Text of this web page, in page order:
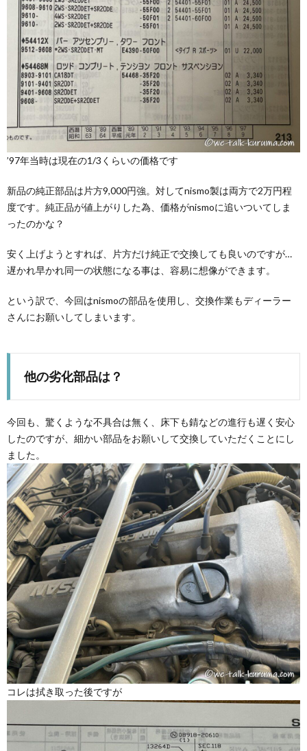
’97年当時は現在の1/3くらいの価格です
新品の純正部品は片方9,000円強。対してnismo製は両方で2万円程
度です。純正品が値上がりした為、価格がnismoに追いついてしま
ったのかな？
安く上げようとすれば、片方だけ純正で交換しても良いのですが…
遅かれ早かれ同一の状態になる事は、容易に想像ができます。
という訳で、今回はnismoの部品を使用し、交換作業もディーラー
さんにお願いしてしまいます。
他の劣化部品は？
今回も、驚くような不具合は無く、床下も錆などの進行も遅く安心
したのですが、細かい部品をお願いして交換していただくことにし
ました。
コレは拭き取った後ですが